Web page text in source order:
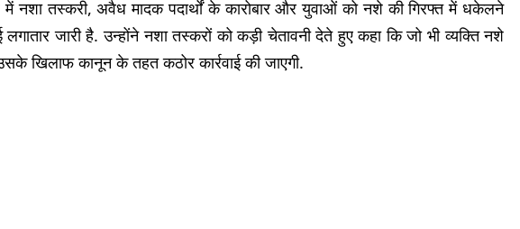
नशा तस्करी, अवैध मादक पदार्थों के कारोबार और युवाओं को नशे की गिरफ्त में धकेलने
लगातार जारी है. उन्होंने नशा तस्करों को कड़ी चेतावनी देते हुए कहा कि जो भी व्यक्ति नशे
खिलाफ कानून के तहत कठोर कार्रवाई की जाएगी.